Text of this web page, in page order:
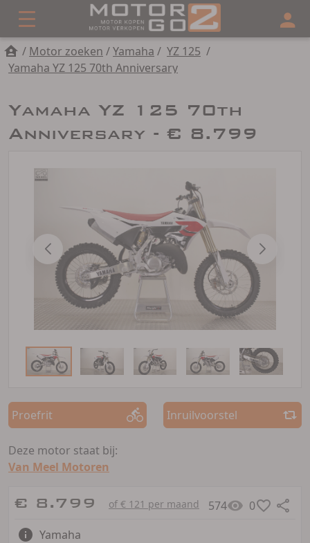
/ Motor zoeken /Yamaha / YZ 125 /
Yamaha YZ 125 70th Anniversary
Yamaha YZ 125 70th
Anniversary - € 8.799
Proefrit Inruilvoorstel
Deze motor staat bij:
Van Meel Motoren
€ 8.799 of € 121 per maand 574
0
Yamaha